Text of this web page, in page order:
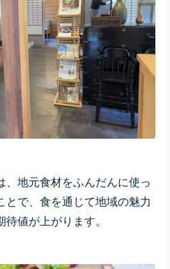
地元食材をふんだんに使っ
とで、食を通じて地域の魅力
値が上がります。